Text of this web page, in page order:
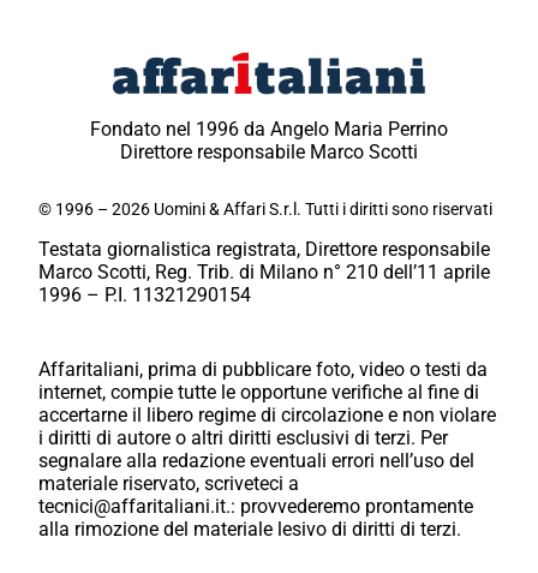
Fondato nel 1996 da Angelo Maria Perrino
Direttore responsabile Marco Scotti
© 1996 – 2026 Uomini & Affari S.r.l. Tutti i diritti sono riservati
Testata giornalistica registrata, Direttore responsabile
Marco Scotti, Reg. Trib. di Milano n° 210 dell’11 aprile
1996 – P.I. 11321290154
Affaritaliani, prima di pubblicare foto, video o testi da
internet, compie tutte le opportune verifiche al fine di
accertarne il libero regime di circolazione e non violare
i diritti di autore o altri diritti esclusivi di terzi. Per
segnalare alla redazione eventuali errori nell’uso del
materiale riservato, scriveteci a
tecnici@affaritaliani.it.: provvederemo prontamente
alla rimozione del materiale lesivo di diritti di terzi.